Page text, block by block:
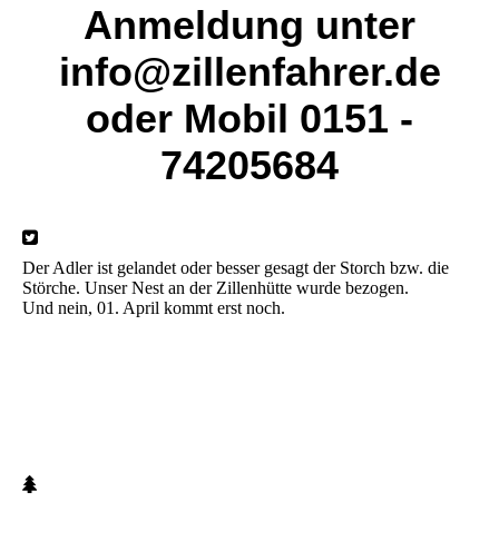
Anmeldung unter
info@zillenfahrer.de
oder Mobil 0151 -
74205684
Der Adler ist gelandet oder besser gesagt der Storch bzw. die
Störche. Unser Nest an der Zillenhütte wurde bezogen.
Und nein, 01. April kommt erst noch.